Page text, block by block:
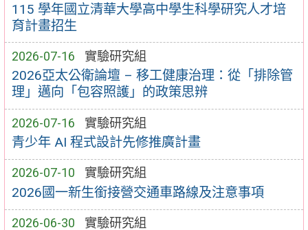
115 學年國立清華大學高中學生科學研究人才培
育計畫招生
2026-07-16 實驗研究組
2026亞太公衛論壇 – 移工健康治理：從「排除管
理」邁向「包容照護」的政策思辨
2026-07-16 實驗研究組
青少年 AI 程式設計先修推廣計畫
2026-07-10 實驗研究組
2026國一新生銜接營交通車路線及注意事項
2026-06-30 實驗研究組